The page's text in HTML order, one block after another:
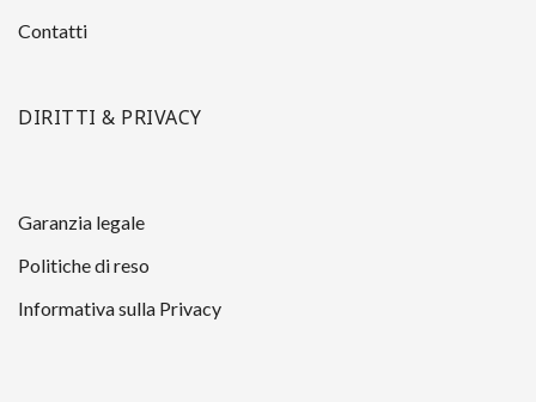
Contatti
DIRITTI & PRIVACY
Garanzia legale
Politiche di reso
Informativa sulla Privacy